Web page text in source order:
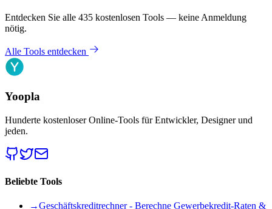
Entdecken Sie alle 435 kostenlosen Tools — keine Anmeldung
nötig.
Alle Tools entdecken
Yoopla
Hunderte kostenloser Online-Tools für Entwickler, Designer und
jeden.
Beliebte Tools
→Geschäftskreditrechner - Berechne Gewerbekredit-Raten &